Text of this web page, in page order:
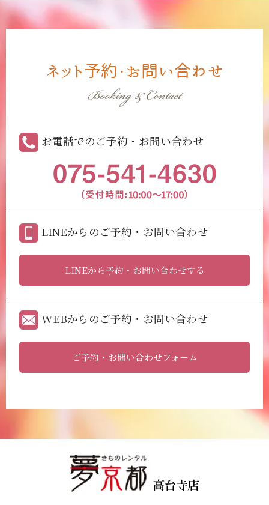
ネット予約・お問い合わせ
Booking & Contact
お電話でのご予約・お問い合わせ
LINEからのご予約・お問い合わせ
LINEから予約・お問い合わせする
WEBからのご予約・お問い合わせ
ご予約・お問い合わせフォーム